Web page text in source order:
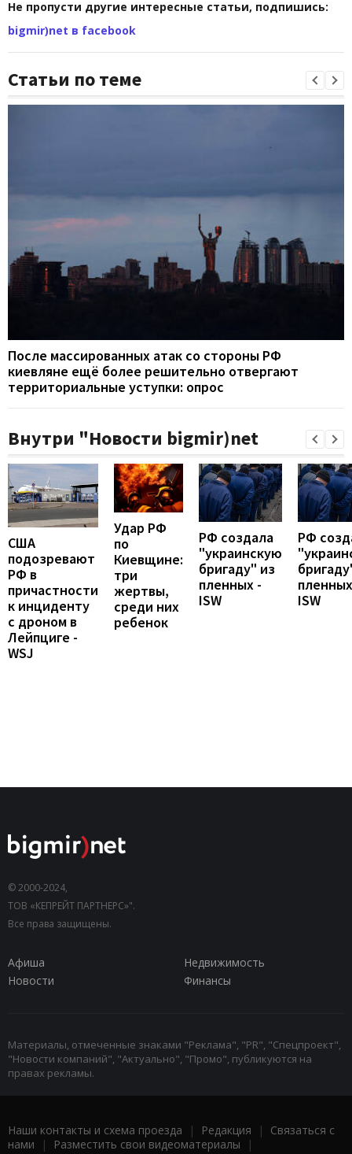
Не пропусти другие интересные статьи, подпишись:
bigmir)net в facebook
Статьи по теме
После массированных атак со стороны РФ
киевляне ещё более решительно отвергают
территориальные уступки: опрос
Внутри "Новости bigmir)net
США
подозревают
РФ в
причастности
к инциденту
с дроном в
Лейпциге -
WSJ
Удар РФ
по
Киевщине:
три
жертвы,
среди них
ребенок
РФ создала
"украинскую
бригаду" из
пленных -
ISW
РФ
ISW
© 2000-2024,
ТОВ «КЕПРЕЙТ ПАРТНЕРС»".
Все права защищены.
Афиша
Недвижимость
Новости
Финансы
Материалы, отмеченные знаками "Реклама", "PR", "Спецпроект",
"Новости компаний", "Актуально", "Промо", публикуются на
правах рекламы.
Наши контакты и схема проезда | Редакция | Связаться с
нами | Разместить свои видеоматериалы |